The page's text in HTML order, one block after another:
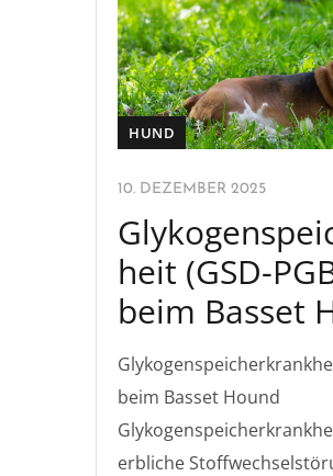
HUND
10. DEZEMBER 2025
heit (GSD-
beim Basset
beim Basset Hound
erbliche